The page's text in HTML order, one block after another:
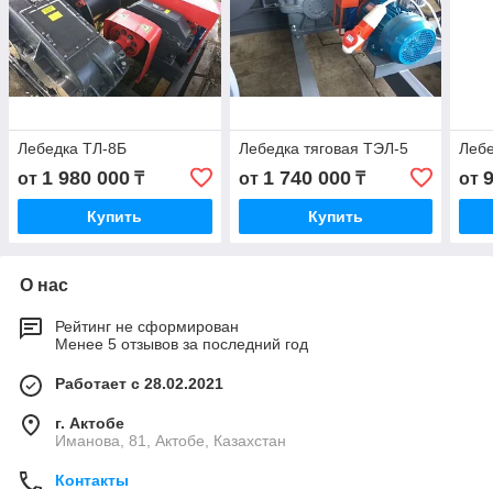
Лебедка ТЛ-8Б
от 1 980 000 ₸
Купить
Лебедка тяговая ТЭЛ-5
от 1 740 000₸
Купить
от
О нас
Рейтинг не сформирован
Менее 5 отзывов за последний год
Работает с 28.02.2021
г. Актобе
Иманова, 81, Актобе, Казахстан
Контакты